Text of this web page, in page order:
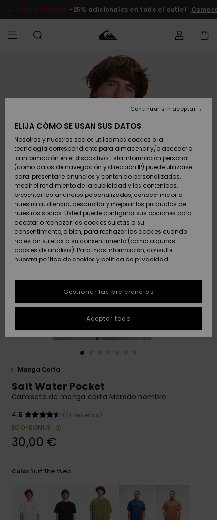
del
DOBLE PROMO -25% adicionales en todo el outlet
Ropa
Zapatos y
chanclas
Surf
Snow
Novedades
Destacados
Ropa
Zapatos y
chanclas
Surf
Snow
Novedades
Destacados
Shop
Destacados
Snow
SURF
Surf Shop
Hombre
Highlights
Comunidad
SNOW
Tienda
Snow
Hombre
Snow Niños
Tienda
Snow Mujer
Destacados
Comunidad
DOBLE
PROMO
Outlet
Hombre
Outlet
Mujer
AYUDA &
CONTACTO
Accede a tu
pedido
Envio
Devoluciones
Pago
Tarjeta de
regalo
Quiksilver
Freedom
Protección de
datos
personales
Inicia una
conversación
la respuesta
más rápida a
conversación
respuestas a
las preguntas
Consultar
las FAQ
SOSTENIBILIDAD
Manga Corta
Salt Water Pocket
Camiseta de manga corta Morado hombre
4.6
(41 Reseñas)
ECO-BONUS
30,00 €
Color Surf The Web
ELIJA CÓMO SE USAN SUS DATOS
Nosotros y nuestros socios utilizamos cookies o la
tecnología correspondiente para almacenar y/o acceder a
la información en el dispositivo. Esta información personal
(como datos de navegación y dirección IP) puede utilizarse
para: presentarle anuncios y contenido personalizados,
medir el rendimiento de la publicidad y los contenidos,
presentar las anuncios personalizados, conocer mejor a
nuestra audiencia, desarrollar y mejorar los productos de
nuestros socios. Usted puede configurar sus opciones para
aceptar o rechazar las cookies sujetas a su
consentimiento, o bien, para rechazar las cookies cuando
no están sujetas a su consentimiento (como algunas
cookies de análisis). Para más información, consulte
nuestra política de cookies y política de privacidad
Gestionar las preferencias
Continuar sin aceptar
Aceptar todo